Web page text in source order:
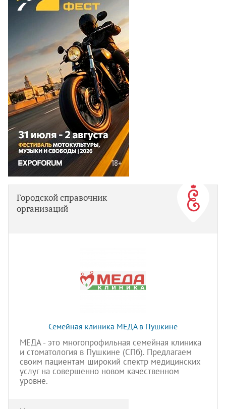
Городской справочник
организаций
Семейная клиника МЕДА в Пушкине
МЕДА - это многопрофильная семейная клиника
и стоматология в Пушкине (СПб). Предлагаем
своим пациентам широкий спектр медицинских
услуг на совершенно новом качественном
уровне.